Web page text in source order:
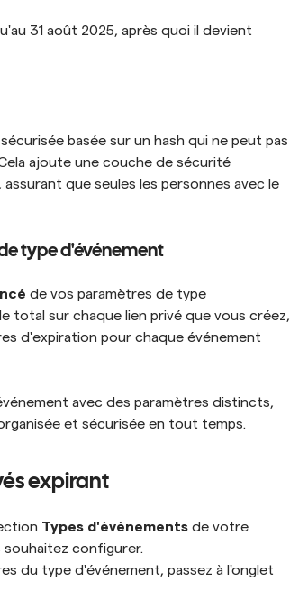
31 août 2025, après quoi il devient
basée sur un hash qui ne peut pas
ajoute une couche de sécurité
que seules les personnes avec le
type d'événement
de vos paramètres de type
total sur chaque lien privé que vous créez,
d'expiration pour chaque événement
avec des paramètres distincts,
et sécurisée en tout temps.
expirant
Types d'événements de votre
configurer.